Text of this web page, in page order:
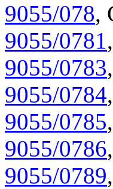
9055/078,
9055/0781,
9055/0783,
9055/0784,
9055/0785,
9055/0786,
9055/0789,